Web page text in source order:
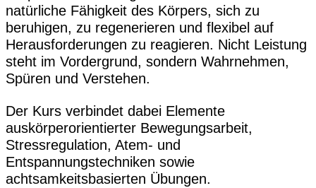
natürliche Fähigkeit des Körpers, sich zu
beruhigen, zu regenerieren und flexibel auf
Herausforderungen zu reagieren. Nicht Leistung
steht im Vordergrund, sondern Wahrnehmen,
Spüren und Verstehen.
Der Kurs verbindet dabei Elemente
auskörperorientierter Bewegungsarbeit,
Stressregulation, Atem- und
Entspannungstechniken sowie
achtsamkeitsbasierten Übungen.